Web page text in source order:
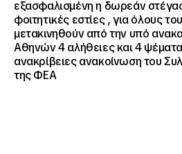
εξασφαλισμένη η δωρεάν
φοιτητικές εστίες , για όλους
μετακινηθούν από την υπό
Αθηνών 4 αλήθειες και 4 ψέματα
ανακρίβειες ανακοίνωση του
της ΦΕΑ